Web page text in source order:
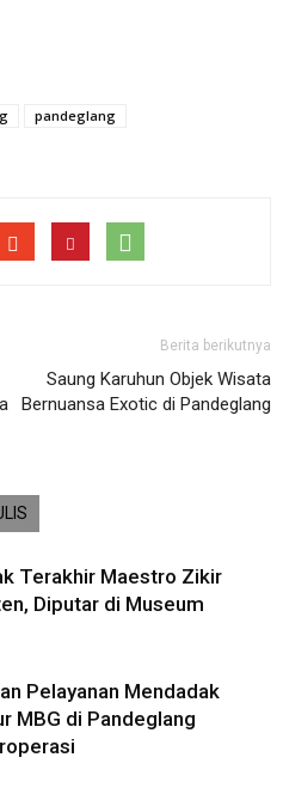
pandeglang
Berita berikutnya
Saung Karuhun Objek Wisata
Bernuansa Exotic di Pandeglang
Terakhir Maestro Zikir
Diputar di Museum
Pelayanan Mendadak
MBG di Pandeglang